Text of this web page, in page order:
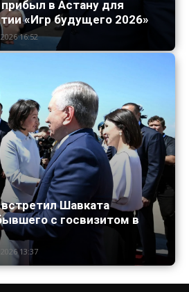
в Астану для
«Игр будущего 2026»
16:52
Шавката
с госвизитом в
13:37